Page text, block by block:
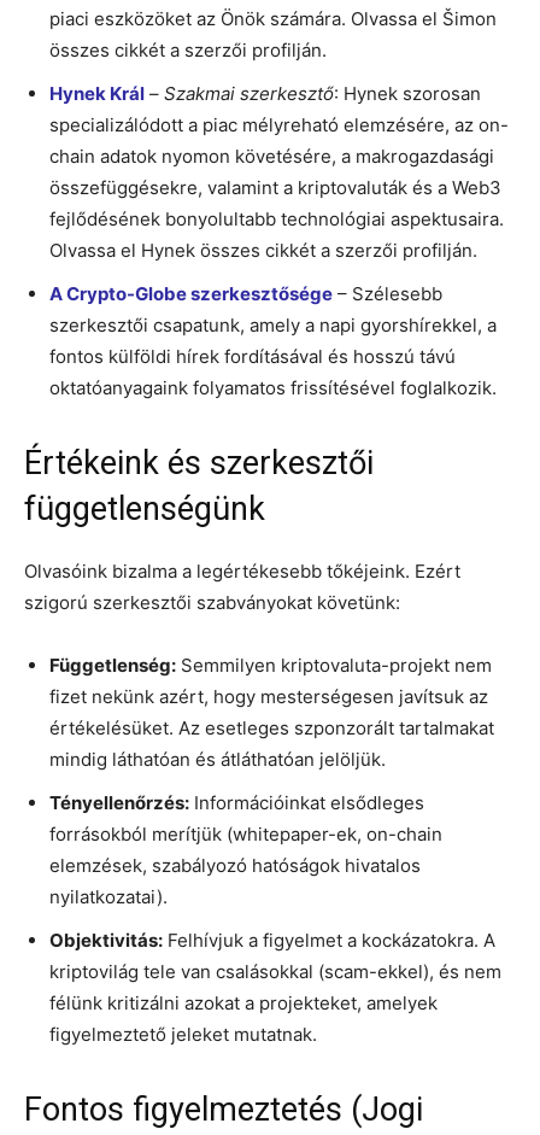
piaci eszközöket az Önök számára. Olvassa el Šimon
összes cikkét a szerzői profilján.
Hynek Král – Szakmai szerkesztő: Hynek szorosan
specializálódott a piac mélyreható elemzésére, az on-
chain adatok nyomon követésére, a makrogazdasági
összefüggésekre, valamint a kriptovaluták és a Web3
fejlődésének bonyolultabb technológiai aspektusaira.
Olvassa el Hynek összes cikkét a szerzői profilján.
A Crypto-Globe szerkesztősége – Szélesebb
szerkesztői csapatunk, amely a napi gyorshírekkel, a
fontos külföldi hírek fordításával és hosszú távú
oktatóanyagaink folyamatos frissítésével foglalkozik.
Értékeink és szerkesztői
függetlenségünk
Olvasóink bizalma a legértékesebb tőkéjeink. Ezért
szigorú szerkesztői szabványokat követünk:
Függetlenség: Semmilyen kriptovaluta-projekt nem
fizet nekünk azért, hogy mesterségesen javítsuk az
értékelésüket. Az esetleges szponzorált tartalmakat
mindig láthatóan és átláthatóan jelöljük.
Tényellenőrzés: Információinkat elsődleges
forrásokból merítjük (whitepaper-ek, on-chain
elemzések, szabályozó hatóságok hivatalos
nyilatkozatai).
Objektivitás: Felhívjuk a figyelmet a kockázatokra. A
kriptovilág tele van csalásokkal (scam-ekkel), és nem
félünk kritizálni azokat a projekteket, amelyek
figyelmeztető jeleket mutatnak.
Fontos figyelmeztetés (Jogi